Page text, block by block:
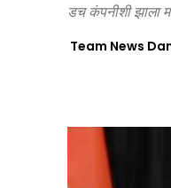
डच कंपनीशी झाला
Team News